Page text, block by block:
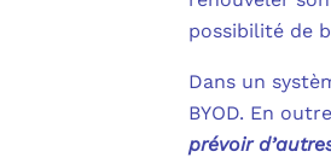
possibilité de
Dans un
BYOD. En
prévoir